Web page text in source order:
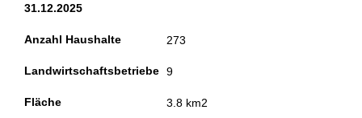
31.12.2025
Anzahl Haushalte 273
Landwirtschaftsbetriebe 9
Fläche 3.8 km2